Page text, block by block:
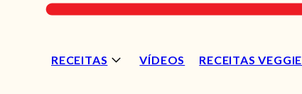
RECEITAS VÍDEOS RECEITAS VEGGIE